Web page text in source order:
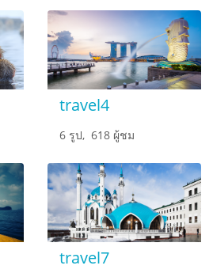
travel4
6 รูป, 618 ผู้ชม
travel7